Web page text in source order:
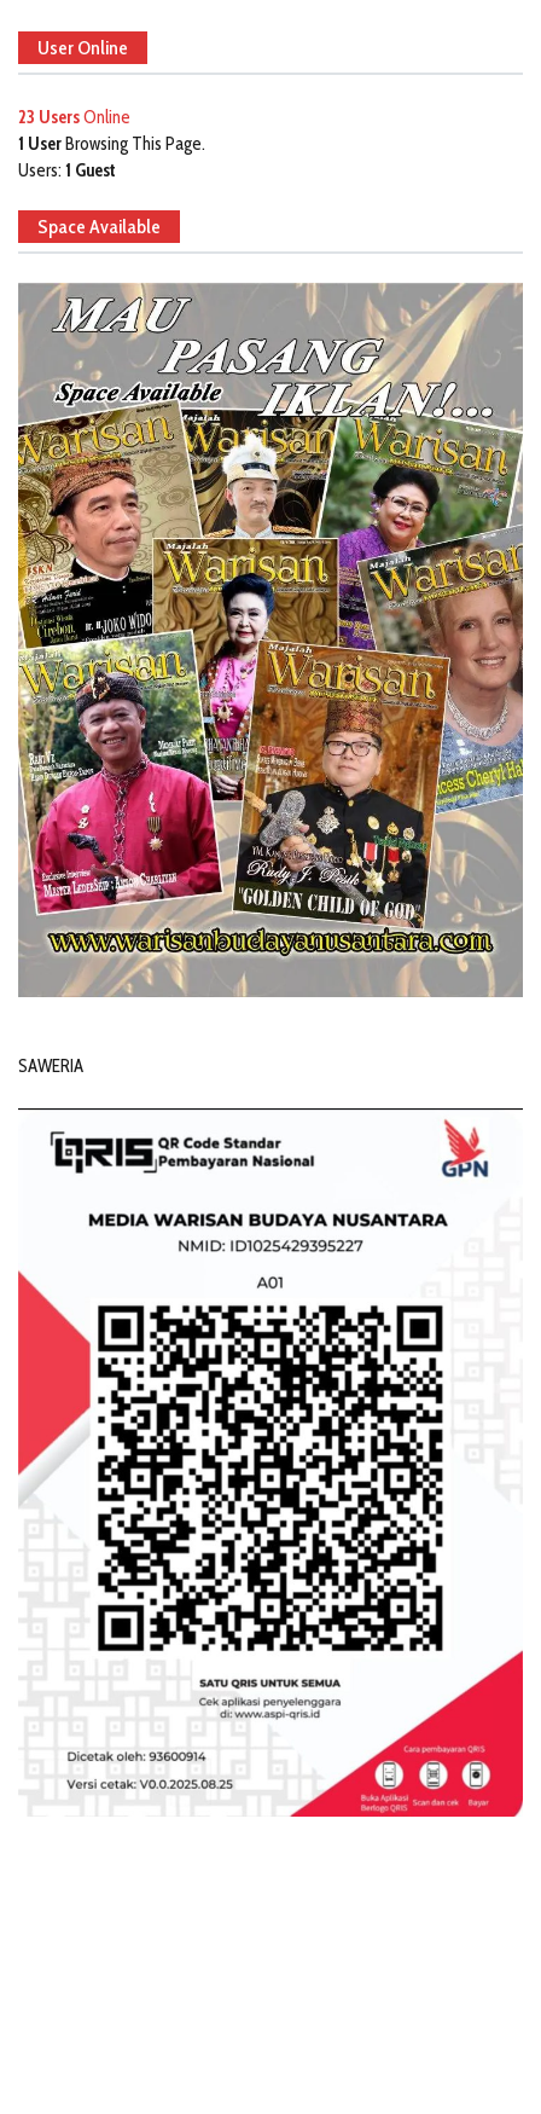
User Online
23 UsersOnline
1 UserBrowsing This Page.
Users: 1 Guest
Space Available
SAWERIA